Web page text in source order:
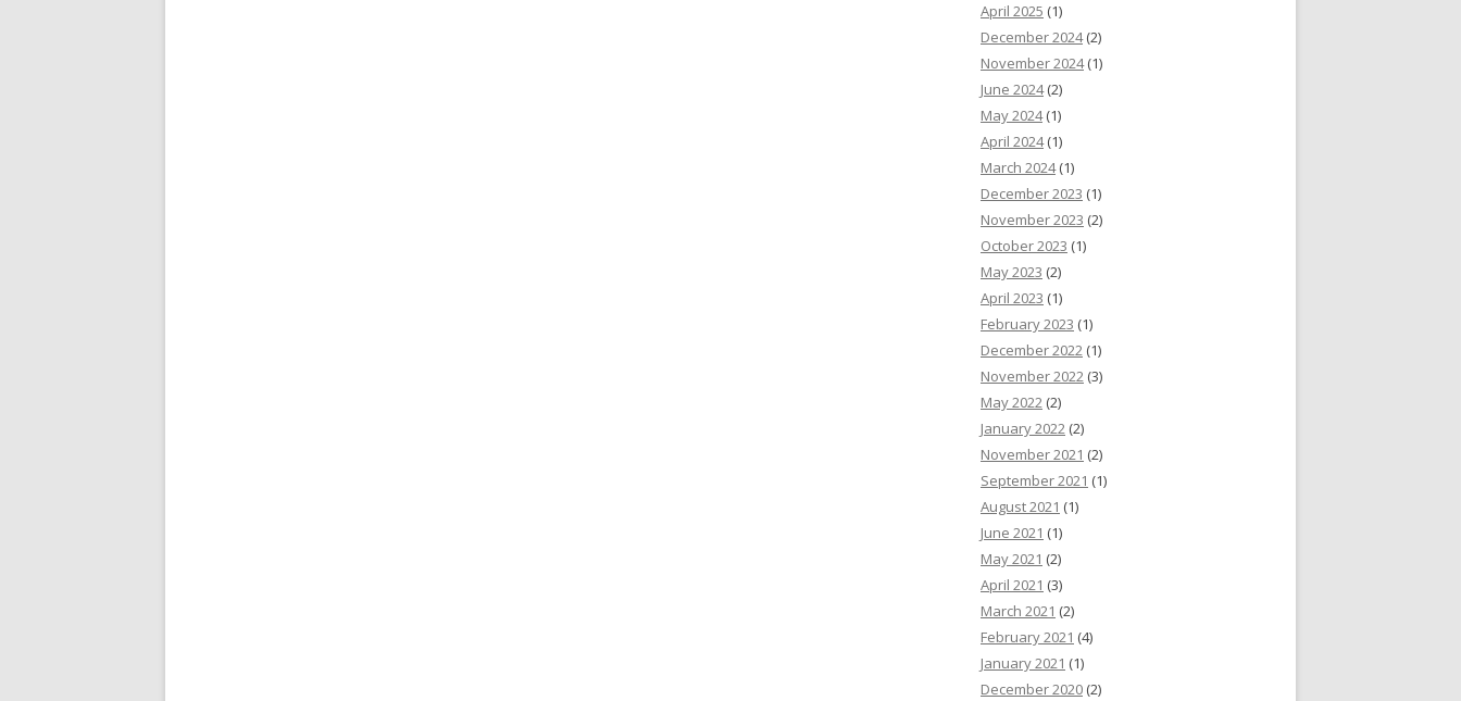
April 2025 (1)
December 2024(2)
November 2024(1)
June 2024(2)
May 2024(1)
April 2024(1)
March 2024(1)
December 2023 (1)
November 2023 (2)
October 2023 (1)
May 2023 (2)
April 2023 (1)
February 2023 (1)
December 2022 (1)
November 2022 (3)
May 2022 (2)
January 2022 (2)
November 2021 (2)
September 2021 (1)
August 2021 (1)
June 2021 (1)
May 2021 (2)
April 2021 (3)
March 2021 (2)
February 2021 (4)
January 2021 (1)
December 2020 (2)